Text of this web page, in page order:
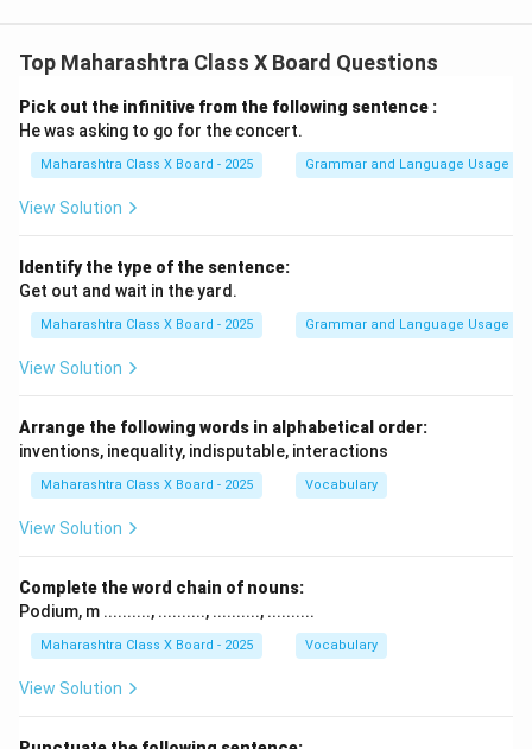
Top Maharashtra Class X Board Questions
Pick out the infinitive from the following sentence :
He was asking to go for the concert.
Maharashtra Class X Board - 2025 Grammar and Language Usage
View Solution
Identify the type of the sentence:
Get out and wait in the yard.
Maharashtra Class X Board - 2025 Grammar and Language Usage
View Solution
Arrange the following words in alphabetical order:
inventions, inequality, indisputable, interactions
Maharashtra Class X Board - 2025 Vocabulary
View Solution
Complete the word chain of nouns:
Podium, m .........., .........., .........., ..........
Maharashtra Class X Board - 2025 Vocabulary
View Solution